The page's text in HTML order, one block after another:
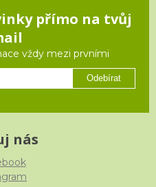
přímo na tvůj
vždy mezi prvními
Odebírat
nás